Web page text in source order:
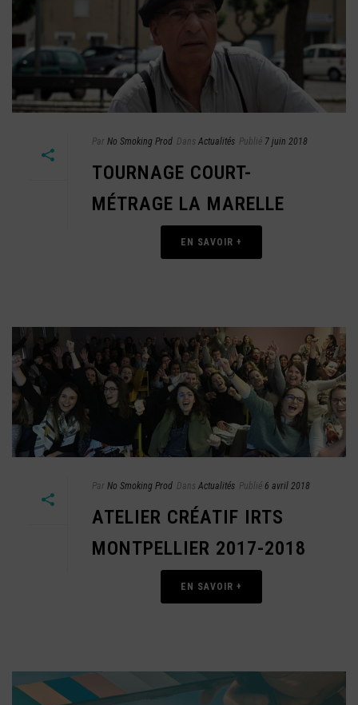
Par No Smoking Prod Dans Actualités Publié 7 juin 2018
TOURNAGE COURT-
MÉTRAGE LA MARELLE
EN SAVOIR +
Par No Smoking Prod Dans Actualités Publié 6 avril 2018
ATELIER CRÉATIF IRTS
MONTPELLIER 2017-2018
EN SAVOIR +